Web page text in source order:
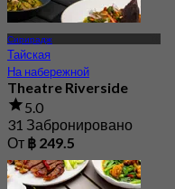
Сирирадж
Тайская
На набережной
Theatre Riverside
5.0
31 Забронировано
От ฿ 249.5